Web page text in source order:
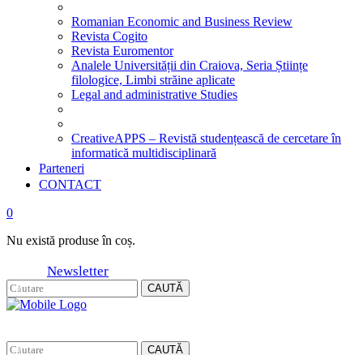
Romanian Economic and Business Review
Revista Cogito
Revista Euromentor
Analele Universității din Craiova, Seria Științe
filologice, Limbi străine aplicate
Legal and administrative Studies
CreativeAPPS – Revistă studențească de cercetare în
informatică multidisciplinară
Parteneri
CONTACT
0
Nu există produse în coș.
Newsletter
CAUTĂ
CAUTĂ